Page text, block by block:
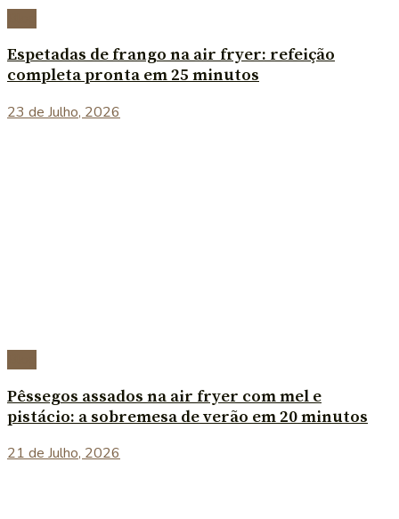
Espetadas de frango na air fryer: refeição
completa pronta em 25 minutos
23 de Julho, 2026
Pêssegos assados na air fryer com mel e
pistácio: a sobremesa de verão em 20 minutos
21 de Julho, 2026